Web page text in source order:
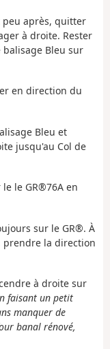
peu après, quitter
à droite. Rester
balisage Bleu sur
en direction du
Bleu et
jusqu'au Col de
le le GR®76A en
sur le GR®. À
prendre la direction
à droite sur
faisant un petit
manquer de
banal rénové,